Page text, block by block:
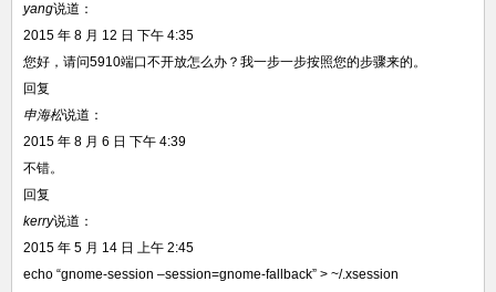
yang说道：
2015 年 8 月 12 日 下午 4:35
您好，请问5910端口不开放怎么办？我一步一步按照您的步骤来的。
回复
申海松说道：
2015 年 8 月 6 日 下午 4:39
不错。
回复
kerry说道：
2015 年 5 月 14 日 上午 2:45
echo “gnome-session –session=gnome-fallback” > ~/.xsession